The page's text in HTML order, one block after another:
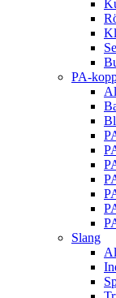
PA-
Slang